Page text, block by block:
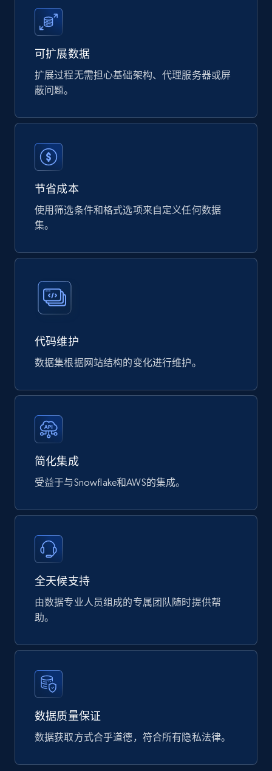
URL, Product id, Title, Original price, Final price,
Discount rate, Currency, Description, and more.
Google Shopping products search US
URL, Product id, Title, Final price, Initial price,
Currency, Rating, Reviews count, and more.
eCommerce
URL, Product id, Title, Rating, Reviews count,
Initial price, Discount, Final price, and more.
eCommerce
818+
Digikey - Products
Product url, Category url, Part number,
Datasheet url, Rohs compliant, and more.
eCommerce
775+ 80+ 立即购买
URL, Product id, Title, Breadcrumbs, Category,
Tags, Final price, Original price, and more.
eCommerce
可扩展数据
扩展过程无需担心基础架构、代理服务器或屏
蔽问题。
节省成本
使用筛选条件和格式选项来自定义任何数据
集。
代码维护
数据集根据网站结构的变化进行维护。
简化集成
受益于与Snowflake和AWS的集成。
全天候支持
由数据专业人员组成的专属团队随时提供帮
助。
数据质量保证
数据获取方式合乎道德，符合所有隐私法律。